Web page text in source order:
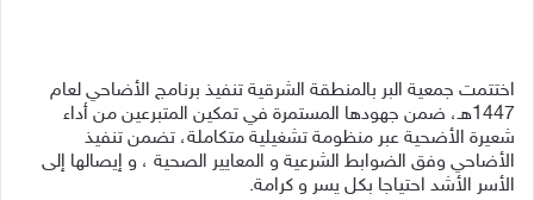
اختتمت جمعية البر بالمنطقة الشرقية تنفيذ برنامج الأضاحي لعام
1447هـ، ضمن جهودها المستمرة في تمكين المتبرعين من أداء
شعيرة الأضحية عبر منظومة تشغيلية متكاملة، تضمن تنفيذ
الأضاحي وفق الضوابط الشرعية و المعايير الصحية ، و إيصالها إلى
الأسر الأشد احتياجا بكل يسر و كرامة.